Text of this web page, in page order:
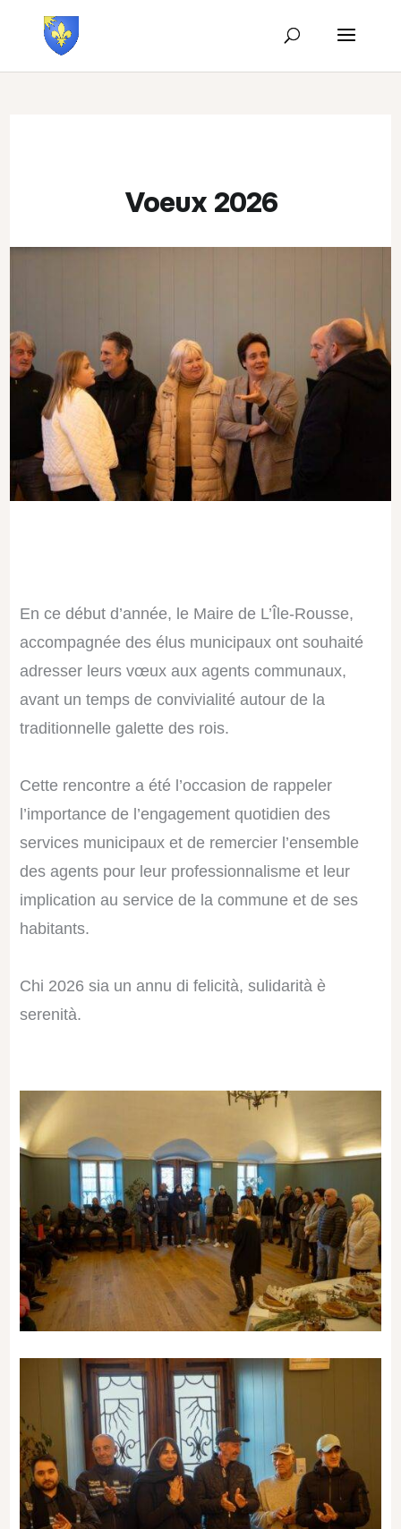
Voeux 2026
En ce début d’année, le Maire de L’Île-Rousse,
accompagnée des élus municipaux ont souhaité
adresser leurs vœux aux agents communaux,
avant un temps de convivialité autour de la
traditionnelle galette des rois.
Cette rencontre a été l’occasion de rappeler
l’importance de l’engagement quotidien des
services municipaux et de remercier l’ensemble
des agents pour leur professionnalisme et leur
implication au service de la commune et de ses
habitants.
Chi 2026 sia un annu di felicità, sulidarità è
serenità.